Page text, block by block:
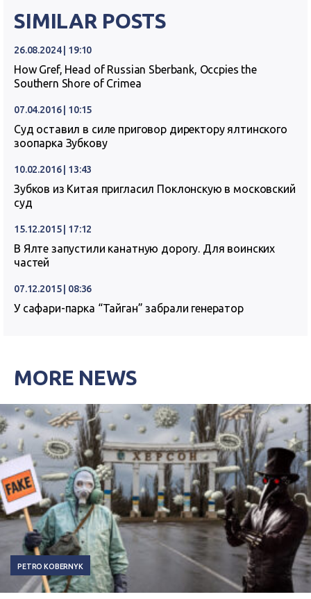
SIMILAR POSTS
26.08.2024 | 19:10
How Gref, Head of Russian Sberbank, Occpies the
Southern Shore of Crimea
07.04.2016 | 10:15
Суд оставил в силе приговор директору ялтинского
зоопарка Зубкову
10.02.2016 | 13:43
Зубков из Китая пригласил Поклонскую в московский
суд
15.12.2015 | 17:12
В Ялте запустили канатную дорогу. Для воинских
частей
07.12.2015 | 08:36
У сафари-парка “Тайган” забрали генератор
MORE NEWS
PETRO KOBERNYK